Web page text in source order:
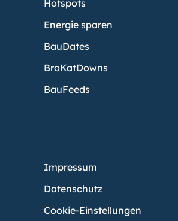
Hotspots
Energie sparen
BauDates
BroKatDowns
BauFeeds
Impressum
Datenschutz
Cookie-Einstellungen